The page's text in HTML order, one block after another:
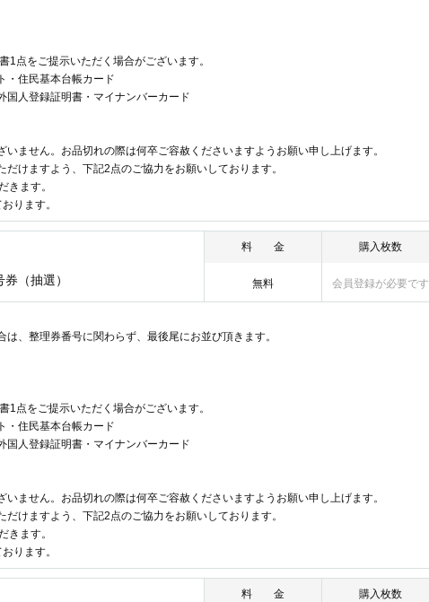
ン
いただく場合がございます。
・住民基本台帳カード
国人登録証明書・マイナンバーカード
をご提示いただく場合がございます。
・住民基本台帳カード
国人登録証明書・マイナンバーカード
いません。お品切れの際は何卒ご容赦くださいますようお願い申し上げます。
けますよう、下記2点のご協力をお願いしております。
きます。
ります。
（抽選）
料 金
無料
購入枚数
会員登録が必要です
、整理券番号に関わらず、最後尾にお並び頂きます。
をご提示いただく場合がございます。
・住民基本台帳カード
国人登録証明書・マイナンバーカード
いません。お品切れの際は何卒ご容赦くださいますようお願い申し上げます。
けますよう、下記2点のご協力をお願いしております。
きます。
ります。
料 金 購入枚数